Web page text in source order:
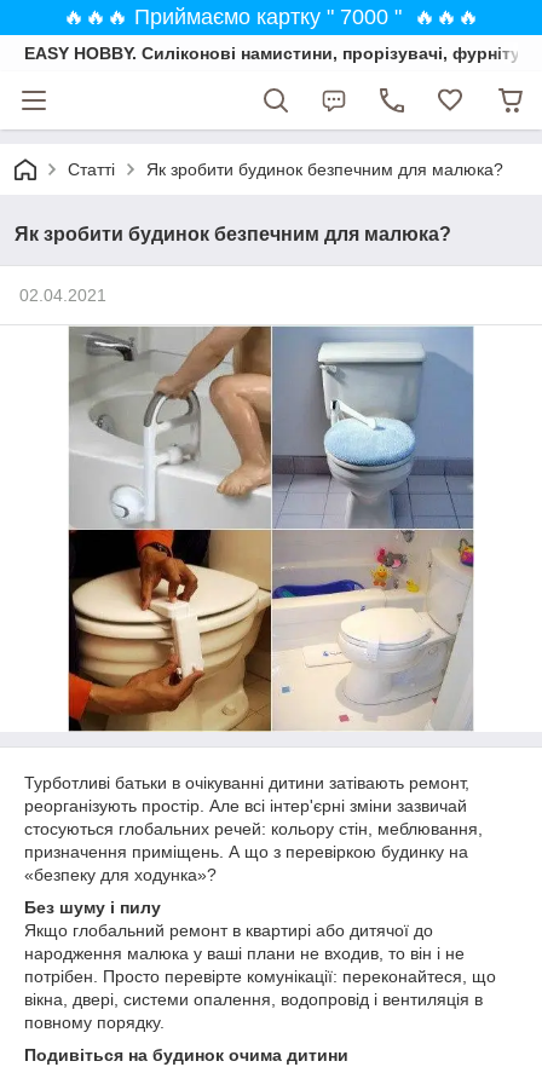
🔥🔥🔥 Приймаємо картку " 7000 " 🔥🔥🔥
EASY HOBBY. Силіконові намистини, прорізувачі,
Статті Як зробити будинок безпечним для малюка?
Як зробити будинок безпечним для малюка?
02.04.2021
Турботливі батьки в очікуванні дитини затівають ремонт,
реорганізують простір. Але всі інтер'єрні зміни зазвичай
стосуються глобальних речей: кольору стін, меблювання,
призначення приміщень. А що з перевіркою будинку на
«безпеку для ходунка»?
Без шуму і пилу
Якщо глобальний ремонт в квартирі або дитячої до
народження малюка у ваші плани не входив, то він і не
потрібен. Просто перевірте комунікації: переконайтеся, що
вікна, двері, системи опалення, водопровід і вентиляція в
повному порядку.
Подивіться на будинок очима дитини